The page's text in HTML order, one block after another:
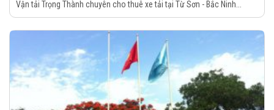
Vận tải Trọng Thành chuyên cho thuê xe tải tại Từ Sơn - Bắc Ninh...